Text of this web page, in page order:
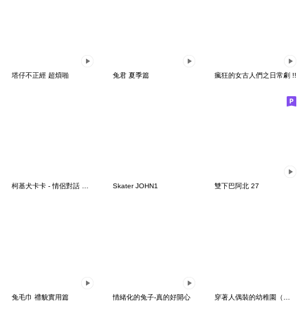
塔仔不正經 超煩啪 兔君 夏季篇 瘋狂的女古人們之日常劇 !!
柯基犬卡卡 - 情侶對話 娜娜篇♪ Skater JOHN1 雙下巴阿北 27
兔毛巾 禮貌實用篇 情緒化的兔子-真的好開心